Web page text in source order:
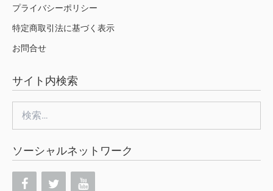
プライバシーポリシー
特定商取引法に基づく表示
お問合せ
サイト内検索
索:
ソーシャルネットワーク